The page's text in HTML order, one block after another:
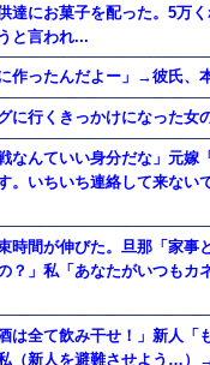
達にお菓子を配った。5万
と言われ...
作ったんだよー」→彼氏、
に行くきっかけになった女
なんていい身分だな」元嫁
。いちいち連絡して来ない
時間が伸びた。旦那「家事
？」私「あなたがいつもカ
は全て飲み干せ！」新人「
私（新人を避難させよう…